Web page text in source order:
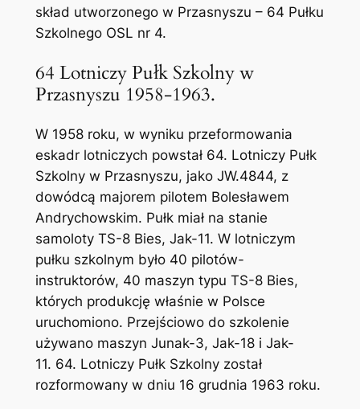
skład utworzonego w Przasnyszu – 64 Pułku
Szkolnego OSL nr 4.
64 Lotniczy Pułk Szkolny w
Przasnyszu 1958-1963.
W 1958 roku, w wyniku przeformowania
eskadr lotniczych powstał 64. Lotniczy Pułk
Szkolny w Przasnyszu, jako JW.4844, z
dowódcą majorem pilotem Bolesławem
Andrychowskim. Pułk miał na stanie
samoloty TS-8 Bies, Jak-11. W lotniczym
pułku szkolnym było 40 pilotów-
instruktorów, 40 maszyn typu TS-8 Bies,
których produkcję właśnie w Polsce
uruchomiono. Przejściowo do szkolenie
używano maszyn Junak-3, Jak-18 i Jak-
11. 64. Lotniczy Pułk Szkolny został
rozformowany w dniu 16 grudnia 1963 roku.